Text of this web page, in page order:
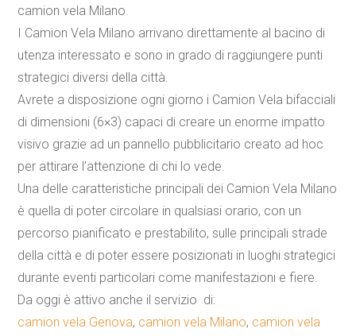
camion vela Milano.
I Camion Vela Milano arrivano direttamente al bacino di
utenza interessato e sono in grado di raggiungere punti
strategici diversi della città.
Avrete a disposizione ogni giorno i Camion Vela bifacciali
di dimensioni (6×3) capaci di creare un enorme impatto
visivo grazie ad un pannello pubblicitario creato ad hoc
per attirare l’attenzione di chi lo vede.
Una delle caratteristiche principali dei Camion Vela Milano
è quella di poter circolare in qualsiasi orario, con un
percorso pianificato e prestabilito, sulle principali strade
della città e di poter essere posizionati in luoghi strategici
durante eventi particolari come manifestazioni e fiere.
Da oggi è attivo anche il servizio di:
camion vela Genova, camion vela Milano, camion vela